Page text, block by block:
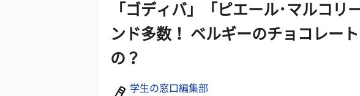
「ゴディバ」「ピエール･マルコリ
ンド多数！ ベルギーのチョコレー
の？
学生の窓口編集部